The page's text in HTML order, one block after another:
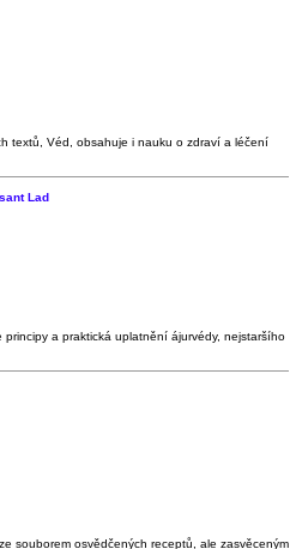
textů, Véd, obsahuje i nauku o zdraví a léčení
Lad
a praktická uplatnění ájurvédy, nejstaršího
souborem osvědčených receptů, ale zasvěceným